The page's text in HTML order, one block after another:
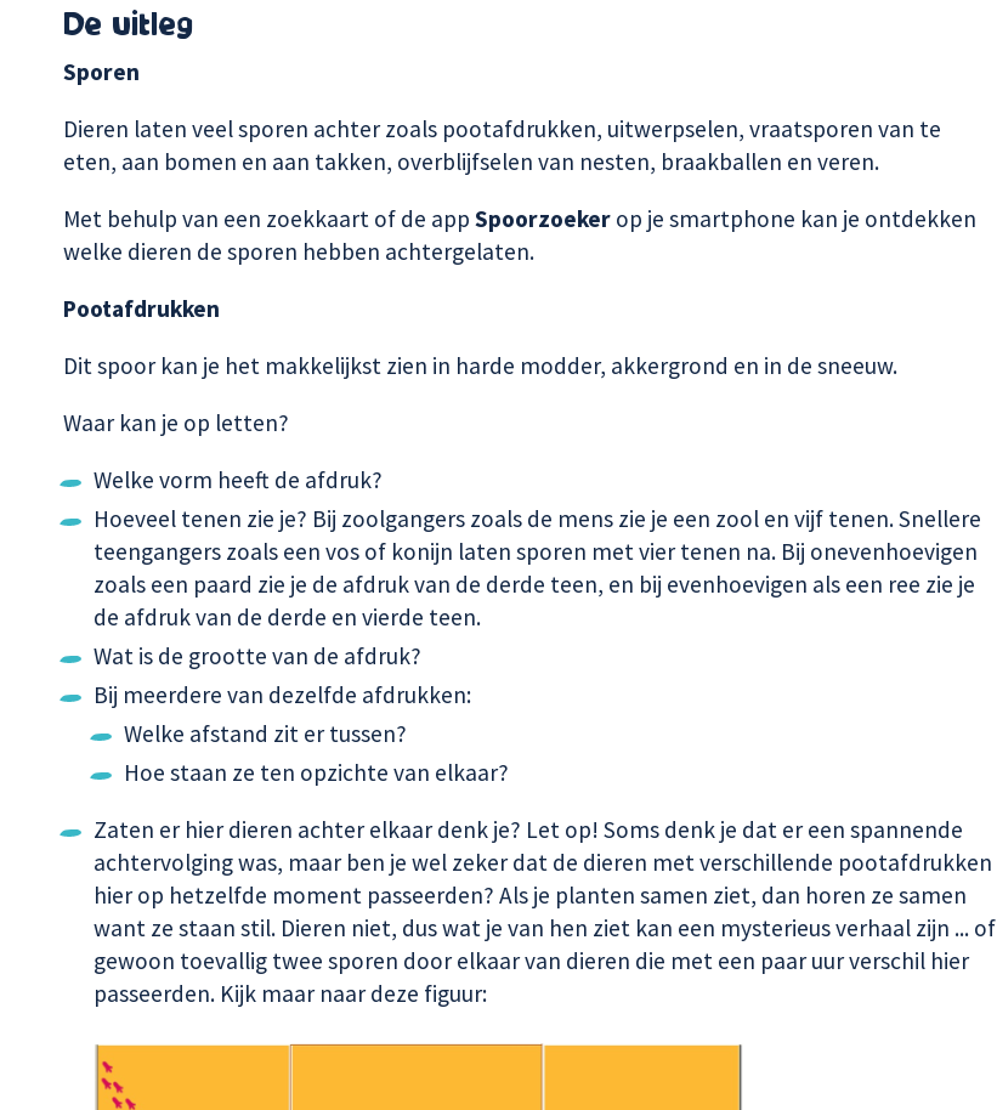
De uitleg
Sporen
Dieren laten veel sporen achter zoals pootafdrukken, uitwerpselen, vraatsporen van te
eten, aan bomen en aan takken, overblijfselen van nesten, braakballen en veren.
Met behulp van een zoekkaart of de app Spoorzoeker op je smartphone kan je ontdekken
welke dieren de sporen hebben achtergelaten.
Pootafdrukken
Dit spoor kan je het makkelijkst zien in harde modder, akkergrond en in de sneeuw.
Waar kan je op letten?
Welke vorm heeft de afdruk?
Hoeveel tenen zie je? Bij zoolgangers zoals de mens zie je een zool en vijf tenen. Snellere
teengangers zoals een vos of konijn laten sporen met vier tenen na. Bij onevenhoevigen
zoals een paard zie je de afdruk van de derde teen, en bij evenhoevigen als een ree zie je
de afdruk van de derde en vierde teen.
Wat is de grootte van de afdruk?
Bij meerdere van dezelfde afdrukken:
Welke afstand zit er tussen?
Hoe staan ze ten opzichte van elkaar?
Zaten er hier dieren achter elkaar denk je? Let op! Soms denk je dat er een spannende
achtervolging was, maar ben je wel zeker dat de dieren met verschillende pootafdrukken
hier op hetzelfde moment passeerden? Als je planten samen ziet, dan horen ze samen
want ze staan stil. Dieren niet, dus wat je van hen ziet kan een mysterieus verhaal zijn ... of
gewoon toevallig twee sporen door elkaar van dieren die met een paar uur verschil hier
passeerden. Kijk maar naar deze figuur: